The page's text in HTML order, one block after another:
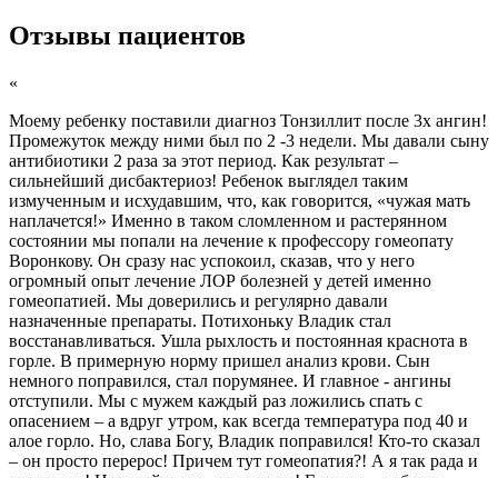
Отзывы пациентов
«
Моему ребенку поставили диагноз Тонзиллит после 3х ангин!
Промежуток между ними был по 2 -3 недели. Мы давали сыну
антибиотики 2 раза за этот период. Как результат –
сильнейший дисбактериоз! Ребенок выглядел таким
измученным и исхудавшим, что, как говорится, «чужая мать
наплачется!» Именно в таком сломленном и растерянном
состоянии мы попали на лечение к профессору гомеопату
Воронкову. Он сразу нас успокоил, сказав, что у него
огромный опыт лечение ЛОР болезней у детей именно
гомеопатией. Мы доверились и регулярно давали
назначенные препараты. Потихоньку Владик стал
восстанавливаться. Ушла рыхлость и постоянная краснота в
горле. В примерную норму пришел анализ крови. Сын
немного поправился, стал порумянее. И главное - ангины
отступили. Мы с мужем каждый раз ложились спать с
опасением – а вдруг утром, как всегда температура под 40 и
алое горло. Но, слава Богу, Владик поправился! Кто-то сказал
– он просто перерос! Причем тут гомеопатия?! А я так рада и